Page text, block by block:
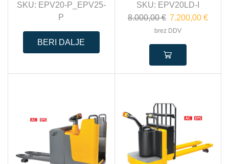
SKU: EPV20-P_EPV25-
P
BERI DALJE
SKU: EPV20LD-I
8.000,00€ 7.200,00 €
brez DDV